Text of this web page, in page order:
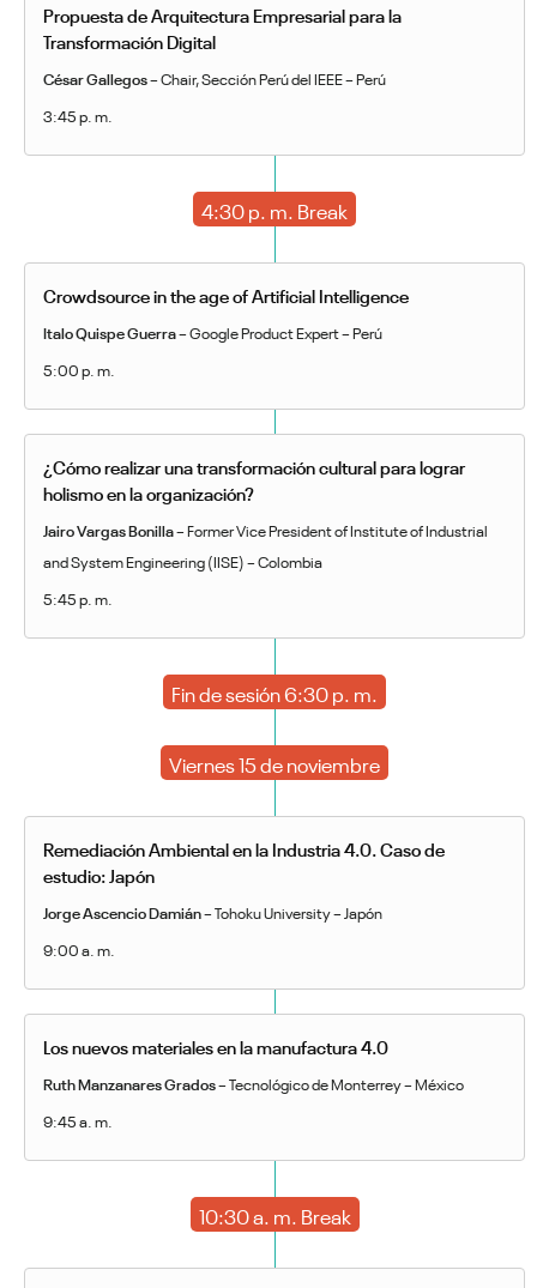
Propuesta de Arquitectura Empresarial para la
Transformación Digital
César Gallegos– Chair, Sección Perú del IEEE – Perú
3:45 p. m.
4:30 p. m. Break
Crowdsource in the age of Artificial Intelligence
Italo Quispe Guerra– Google Product Expert – Perú
5:00 p. m.
¿Cómo realizar una transformación cultural para lograr
holismo en la organización?
Jairo Vargas Bonilla –Former Vice President of Institute of Industrial
and System Engineering (IISE) – Colombia
5:45 p. m.
Fin de sesión 6:30 p. m.
Viernes 15 de noviembre
Remediación Ambiental en la Industria 4.0. Caso de
estudio: Japón
Jorge Ascencio Damián– Tohoku University – Japón
9:00 a. m.
Los nuevos materiales en la manufactura 4.0
Ruth Manzanares Grados– Tecnológico de Monterrey – México
9:45 a. m.
10:30 a. m. Break